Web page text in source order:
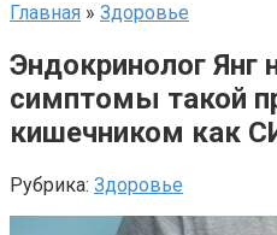
Главная » Здоровье
Эндокринолог Янг
симптомы такой
кишечником как
Рубрика: Здоровье